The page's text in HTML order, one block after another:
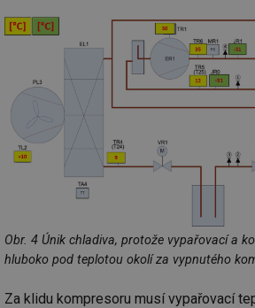
Obr. 4 Únik chladiva, protože vypařovací a
hluboko pod teplotou okolí za vypnutého
Za klidu kompresoru musí vypařovací